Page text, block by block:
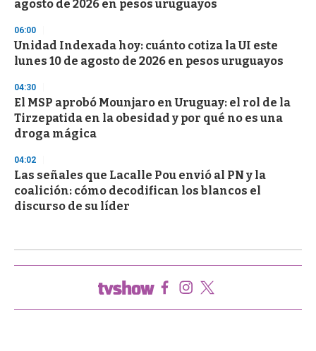
agosto de 2026 en pesos uruguayos
06:00
Unidad Indexada hoy: cuánto cotiza la UI este
lunes 10 de agosto de 2026 en pesos uruguayos
04:30
El MSP aprobó Mounjaro en Uruguay: el rol de la
Tirzepatida en la obesidad y por qué no es una
droga mágica
04:02
Las señales que Lacalle Pou envió al PN y la
coalición: cómo decodifican los blancos el
discurso de su líder